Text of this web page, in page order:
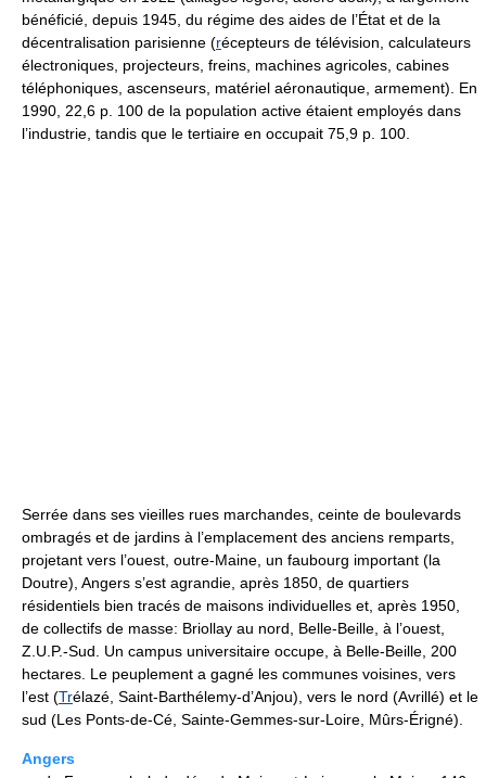
bénéficié, depuis 1945, du régime des aides de l’État et de la
décentralisation parisienne (récepteurs de télévision, calculateurs
électroniques, projecteurs, freins, machines agricoles, cabines
téléphoniques, ascenseurs, matériel aéronautique, armement). En
1990, 22,6 p. 100 de la population active étaient employés dans
l’industrie, tandis que le tertiaire en occupait 75,9 p. 100.
Serrée dans ses vieilles rues marchandes, ceinte de boulevards
ombragés et de jardins à l’emplacement des anciens remparts,
projetant vers l’ouest, outre-Maine, un faubourg important (la
Doutre), Angers s’est agrandie, après 1850, de quartiers
résidentiels bien tracés de maisons individuelles et, après 1950,
de collectifs de masse: Briollay au nord, Belle-Beille, à l’ouest,
Z.U.P.-Sud. Un campus universitaire occupe, à Belle-Beille, 200
hectares. Le peuplement a gagné les communes voisines, vers
l’est (Trélazé, Saint-Barthélemy-d’Anjou), vers le nord (Avrillé) et le
sud (Les Ponts-de-Cé, Sainte-Gemmes-sur-Loire, Mûrs-Érigné).
Angers